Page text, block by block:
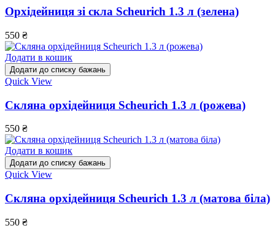
Орхідейниця зі скла Scheurich 1.3 л (зелена)
550 ₴
Додати в кошик
Додати до списку бажань
Quick View
Скляна орхідейниця Scheurich 1.3 л (рожева)
550 ₴
Додати в кошик
Додати до списку бажань
Quick View
Скляна орхідейниця Scheurich 1.3 л (матова біла)
550 ₴